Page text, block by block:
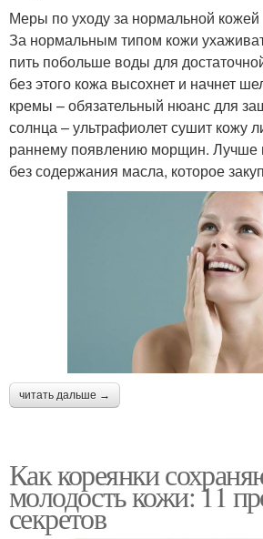
Меры по уходу за нормальной кожей
За нормальным типом кожи
пить побольше воды для
без этого кожа высохнет и начнет
кремы – обязательный нюанс для
солнца – ультрафиолет сушит кожу
раннему появлению морщин. Лучше
без содержания масла, которое
читать дальше →
Как кореянки
молодость кожи: 11
секретов